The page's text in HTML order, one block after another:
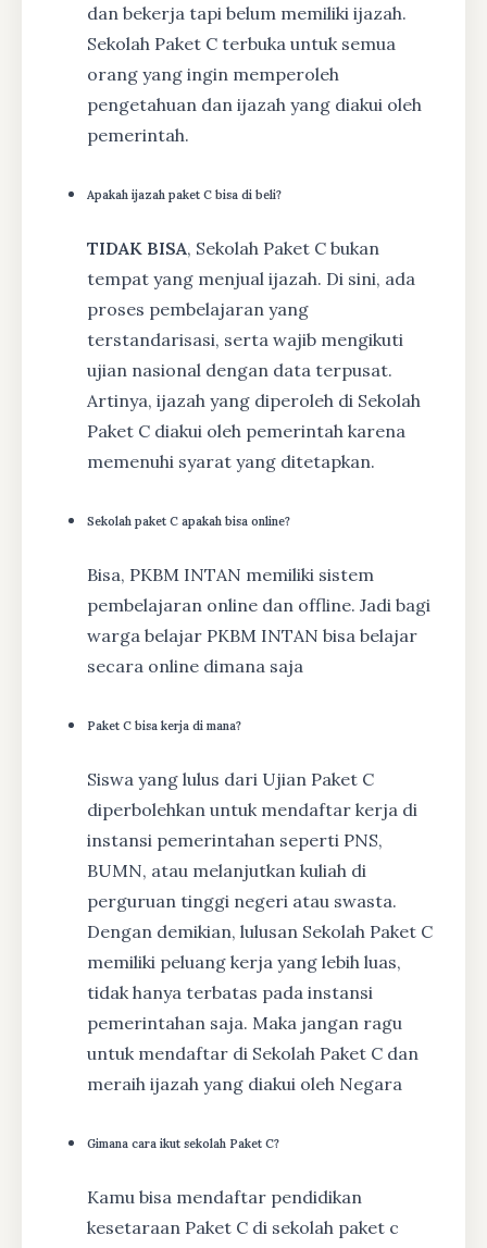
dan bekerja tapi belum memiliki ijazah.
Sekolah Paket C terbuka untuk semua
orang yang ingin memperoleh
pengetahuan dan ijazah yang diakui oleh
pemerintah.
Apakah ijazah paket C bisa di beli?
TIDAK BISA, Sekolah Paket C bukan
tempat yang menjual ijazah. Di sini, ada
proses pembelajaran yang
terstandarisasi, serta wajib mengikuti
ujian nasional dengan data terpusat.
Artinya, ijazah yang diperoleh di Sekolah
Paket C diakui oleh pemerintah karena
memenuhi syarat yang ditetapkan.
Sekolah paket C apakah bisa online?
Bisa, PKBM INTAN memiliki sistem
pembelajaran online dan offline. Jadi bagi
warga belajar PKBM INTAN bisa belajar
secara online dimana saja
Paket C bisa kerja di mana?
Siswa yang lulus dari Ujian Paket C
diperbolehkan untuk mendaftar kerja di
instansi pemerintahan seperti PNS,
BUMN, atau melanjutkan kuliah di
perguruan tinggi negeri atau swasta.
Dengan demikian, lulusan Sekolah Paket C
memiliki peluang kerja yang lebih luas,
tidak hanya terbatas pada instansi
pemerintahan saja. Maka jangan ragu
untuk mendaftar di Sekolah Paket C dan
meraih ijazah yang diakui oleh Negara
Gimana cara ikut sekolah Paket C?
Kamu bisa mendaftar pendidikan
kesetaraan Paket C di sekolah paket c